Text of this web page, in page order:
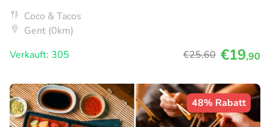
Coco & Tacos
Gent (0km)
Verkauft: 305
€25,60 €19,90
48% Rabatt